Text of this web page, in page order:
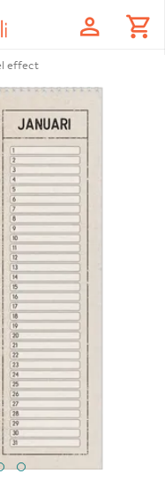
profile shopping_cart
effect